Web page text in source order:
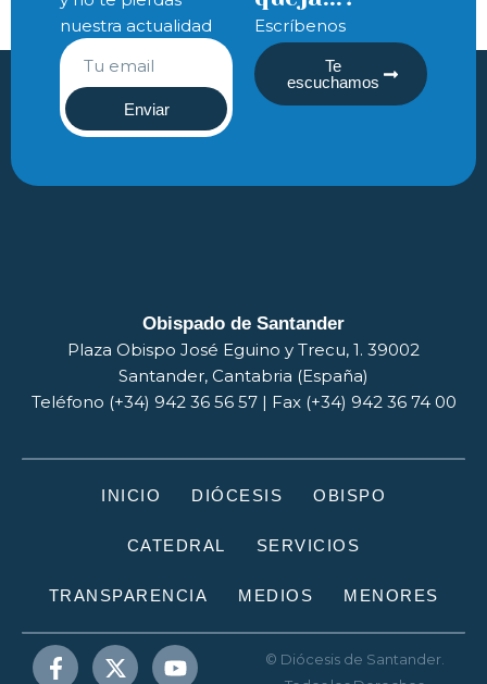
nuestra actualidad
Enviar
Escríbenos
Te
escuchamos
Obispado de Santander
Plaza Obispo José Eguino y Trecu, 1. 39002
Santander, Cantabria (España)
Teléfono (+34) 942 36 56 57 | Fax (+34) 942 36 74 00
INICIO DIÓCESIS OBISPO
CATEDRAL SERVICIOS
TRANSPARENCIA MEDIOS MENORES
© Diócesis de Santander.